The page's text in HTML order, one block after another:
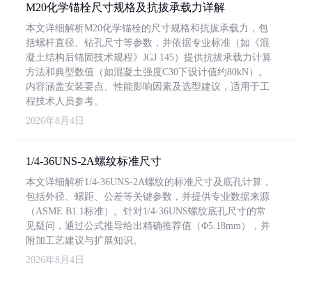
M20化学锚栓尺寸规格及抗拔承载力详解
本文详细解析M20化学锚栓的尺寸规格和抗拔承载力，包
括螺杆直径、钻孔尺寸等参数，并依据专业标准（如《混
凝土结构后锚固技术规程》JGJ 145）提供抗拔承载力计算
方法和典型数值（如混凝土强度C30下设计值约80kN）。
内容涵盖安装要点、性能影响因素及选型建议，适用于工
程技术人员参考。
2026年8月4日
1/4-36UNS-2A螺纹标准尺寸
本文详细解析1/4-36UNS-2A螺纹的标准尺寸及底孔计算，
包括外径、螺距、公差等关键参数，并提供专业数据来源
（ASME B1.1标准）。针对1/4-36UNS螺纹底孔尺寸的常
见疑问，通过公式推导给出精确推荐值（Φ5.18mm），并
附加工艺建议与扩展知识。
2026年8月4日